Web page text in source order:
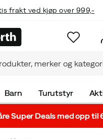
frakt ved kjøp over 999,-
Barn Turutstyr
Super Deals med opp til